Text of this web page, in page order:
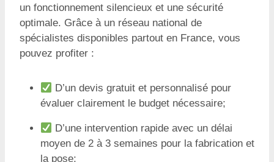
un fonctionnement silencieux et une sécurité
optimale. Grâce à un réseau national de
spécialistes disponibles partout en France, vous
pouvez profiter :
D’un devis gratuit et personnalisé pour
évaluer clairement le budget nécessaire;
D’une intervention rapide avec un délai
moyen de 2 à 3 semaines pour la fabrication et
la pose;